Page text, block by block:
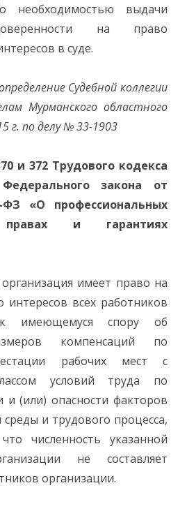
необходимостью выдачи
на право
в суде.
Судебной коллегии
Мурманского областного
г. по делу № 33-1903
и 372 Трудового кодекса
закона от
«О профессиональных
и гарантиях
имеет право на
интересов всех работников
к имеющемуся спору об
компенсаций по
рабочих мест с
условий труда по
и (или) опасности факторов
и трудового процесса,
численность указанной
не составляет
организации.